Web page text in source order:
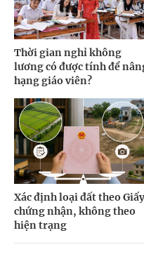
Thời gian nghỉ không
lương có được tính để
hạng giáo viên?
Xác định loại đất theo Giấy
chứng nhận, không theo
hiện trạng